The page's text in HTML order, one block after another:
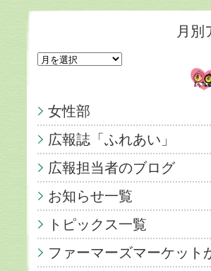
月別
女性部
広報誌「ふれあい」
広報担当者のブログ
お知らせ一覧
トピックス一覧
ファーマーズマーケット